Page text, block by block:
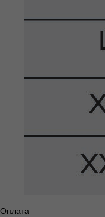
Оплата